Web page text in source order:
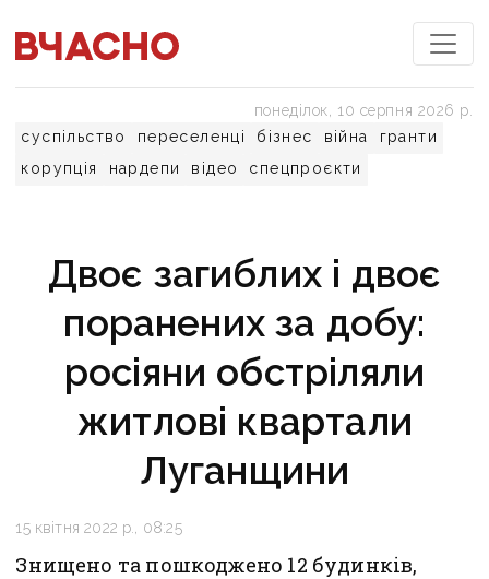
суспільство переселенці бізнес війна
гранти
корупція
нардепи відео спецпроєкти
понеділок, 10 серпня 2026 р.
Двоє загиблих і двоє
поранених за добу:
росіяни обстріляли
житлові квартали
Луганщини
15 квітня 2022 р., 08:25
Знищено та пошкоджено 12 будинків,